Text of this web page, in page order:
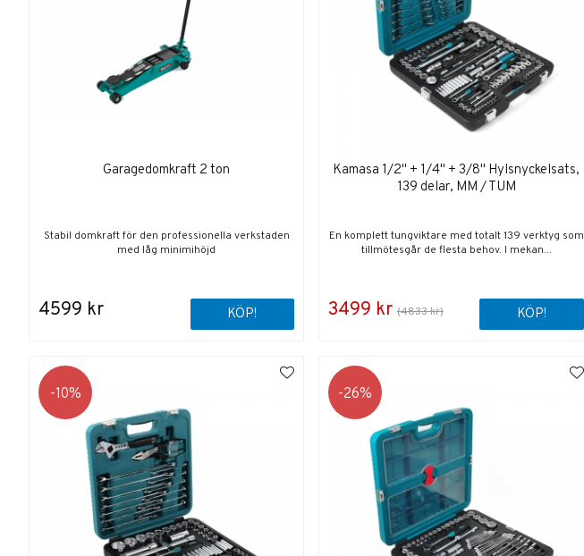
Garagedomkraft 2 ton
Stabil domkraft för den professionella verkstaden
med låg minimihöjd
4599 kr KÖP!
Kamasa 1/2" + 1/4" + 3/8" Hylsnyckelsats,
139 delar, MM / TUM
En komplett tungviktare med totalt 139 verktyg som
tillmötesgår de flesta behov. I mekan...
3499 kr (4833 kr) KÖP!
10 26